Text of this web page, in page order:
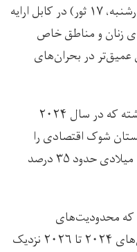
در این گزارش که دیروز (چهارشنبه، ۱۷ ثور) در کابل ارایه
زنان و مناطق خاص
عمیق‌تر در بحران‌های
برنامه‌ی توسعه سازمان ملل متحد نوشته که در سال ۲۰۲۴
شوک اقتصادی را
تجربه کردند که نسبت به سال ۲۰۲۳ میلادی حدود ۳۵ درصد
که محدودیت‌های
اعمال‌شده بر زنان و دختران بین سال‌های ۲۰۲۴ تا ۲۰۲۶ نزدیک